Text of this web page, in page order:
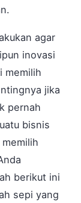
agar
inovasi
memilih
jika
pernah
bisnis
berikut ini
sepi yang